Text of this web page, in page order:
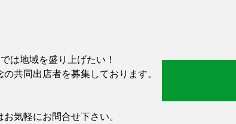
は地域を盛り上げたい！
共同出店者を募集しております。
気軽にお問合せ下さい。